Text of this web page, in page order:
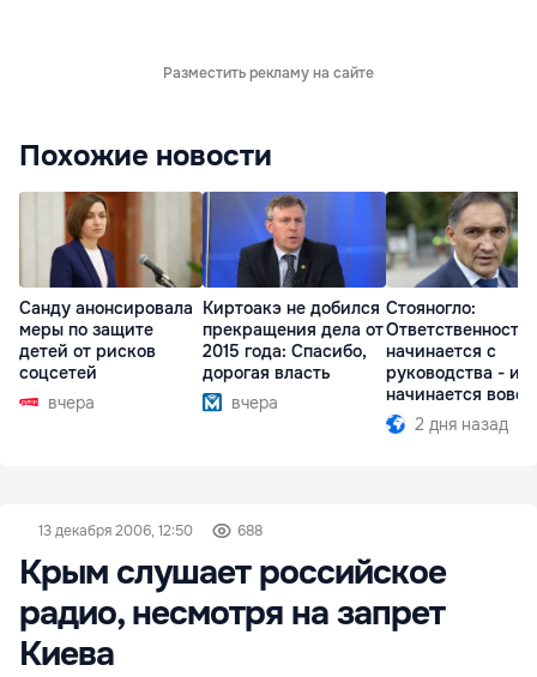
Разместить рекламу на сайте
Похожие новости
Санду анонсировала
меры по защите
детей от рисков
соцсетей
вчера
Киртоакэ не добился
прекращения дела от
2015 года: Спасибо,
дорогая власть
вчера
Стояногло:
Ответственность
начинается с
руководства -
начинается вовсе
2 дня назад
13 декабря 2006, 12:50 688
Крым слушает российское
радио, несмотря на запрет
Киева